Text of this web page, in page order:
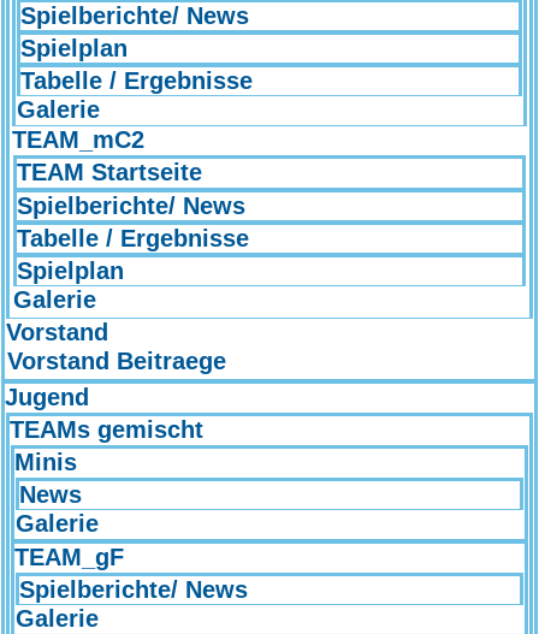
Spielberichte/ News
Spielplan
Tabelle / Ergebnisse
Galerie
TEAM_mC2
TEAM Startseite
Spielberichte/ News
Tabelle / Ergebnisse
Spielplan
Galerie
Vorstand
Vorstand Beitraege
Jugend
TEAMs gemischt
Minis
News
Galerie
TEAM_gF
Spielberichte/ News
Galerie